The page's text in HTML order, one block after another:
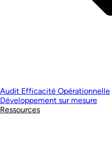
Audit Efficacité Opérationnelle
Développement sur mesure
Ressources